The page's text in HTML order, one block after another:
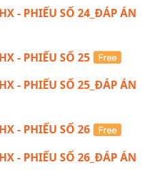
- PHIẾU SỐ 24_ĐÁP ÁN
- PHIẾU SỐ 25
- PHIẾU SỐ 25_ĐÁP ÁN
- PHIẾU SỐ 26
- PHIẾU SỐ 26_ĐÁP ÁN